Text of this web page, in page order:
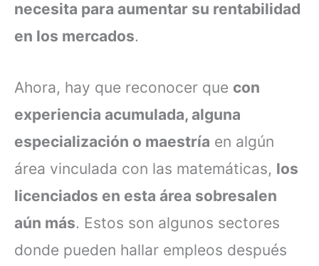
necesita para aumentar su rentabilidad
en los mercados.
Ahora, hay que reconocer que con
experiencia acumulada, alguna
especialización o maestría en algún
área vinculada con las matemáticas, los
licenciados en esta área sobresalen
aún más. Estos son algunos sectores
donde pueden hallar empleos después